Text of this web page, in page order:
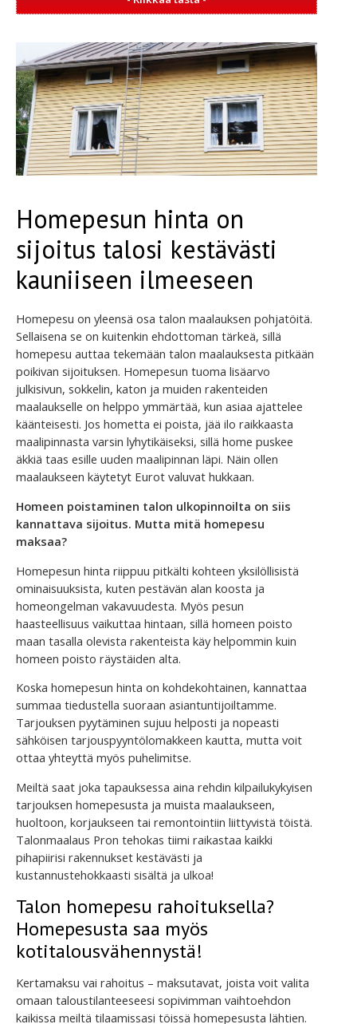
Homepesun hinta on
sijoitus talosi kestävästi
kauniiseen ilmeeseen
Homepesu on yleensä osa talon maalauksen pohjatöitä.
Sellaisena se on kuitenkin ehdottoman tärkeä, sillä
homepesu auttaa tekemään talon maalauksesta pitkään
poikivan sijoituksen. Homepesun tuoma lisäarvo
julkisivun, sokkelin, katon ja muiden rakenteiden
maalaukselle on helppo ymmärtää, kun asiaa ajattelee
käänteisesti. Jos hometta ei poista, jää ilo raikkaasta
maalipinnasta varsin lyhytikäiseksi, sillä home puskee
äkkiä taas esille uuden maalipinnan läpi. Näin ollen
maalaukseen käytetyt Eurot valuvat hukkaan.
Homeen poistaminen talon ulkopinnoilta on siis
kannattava sijoitus. Mutta mitä homepesu
maksaa?
Homepesun hinta riippuu pitkälti kohteen yksilöllisistä
ominaisuuksista, kuten pestävän alan koosta ja
homeongelman vakavuudesta. Myös pesun
haasteellisuus vaikuttaa hintaan, sillä homeen poisto
maan tasalla olevista rakenteista käy helpommin kuin
homeen poisto räystäiden alta.
Koska homepesun hinta on kohdekohtainen, kannattaa
summaa tiedustella suoraan asiantuntijoiltamme.
Tarjouksen pyytäminen sujuu helposti ja nopeasti
sähköisen tarjouspyyntölomakkeen kautta, mutta voit
ottaa yhteyttä myös puhelimitse.
Meiltä saat joka tapauksessa aina rehdin kilpailukykyisen
tarjouksen homepesusta ja muista maalaukseen,
huoltoon, korjaukseen tai remontointiin liittyvistä töistä.
Talonmaalaus Pron tehokas tiimi raikastaa kaikki
pihapiirisi rakennukset kestävästi ja
kustannustehokkaasti sisältä ja ulkoa!
Talon homepesu rahoituksella?
Homepesusta saa myös
kotitalousvähennystä!
Kertamaksu vai rahoitus – maksutavat, joista voit valita
omaan taloustilanteeseesi sopivimman vaihtoehdon
kaikissa meiltä tilaamissasi töissä homepesusta lähtien.